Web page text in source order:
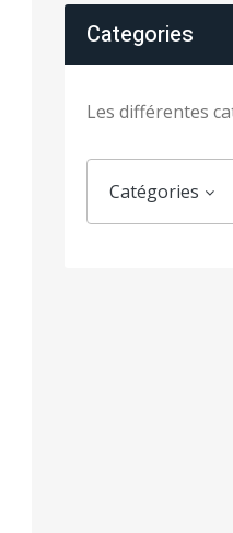
Categories
Les différentes
Catégories